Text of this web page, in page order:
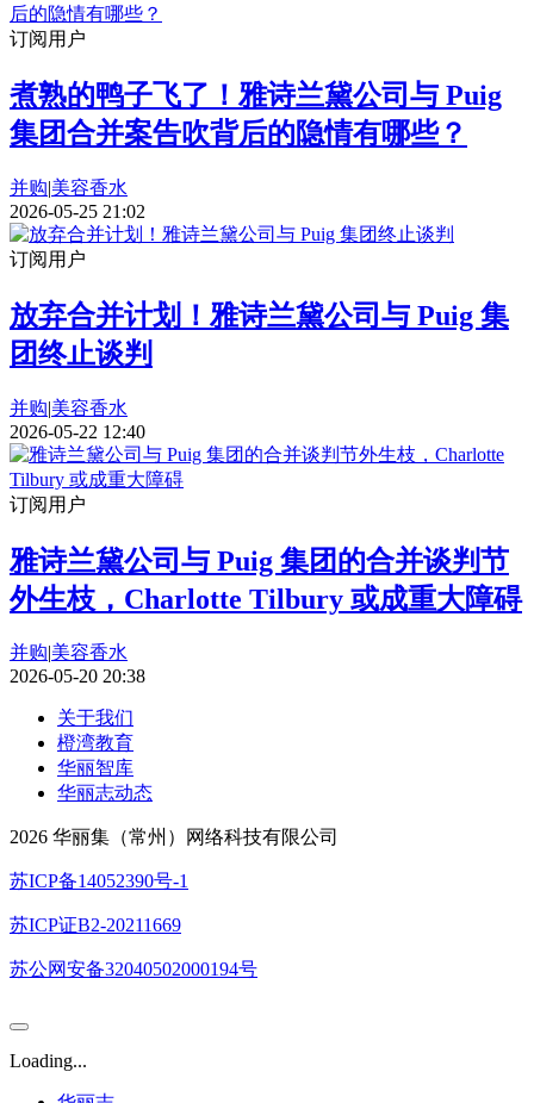
订阅用户
煮熟的鸭子飞了！雅诗兰黛公司与 Puig
集团合并案告吹背后的隐情有哪些？
并购|美容香水
2026-05-25 21:02
订阅用户
放弃合并计划！雅诗兰黛公司与 Puig 集
团终止谈判
并购|美容香水
2026-05-22 12:40
订阅用户
雅诗兰黛公司与 Puig 集团的合并谈判节
外生枝，Charlotte Tilbury 或成重大障碍
并购|美容香水
2026-05-20 20:38
关于我们
橙湾教育
华丽智库
华丽志动态
2026 华丽集（常州）网络科技有限公司
苏ICP备14052390号-1
苏ICP证B2-20211669
苏公网安备32040502000194号
Loading...